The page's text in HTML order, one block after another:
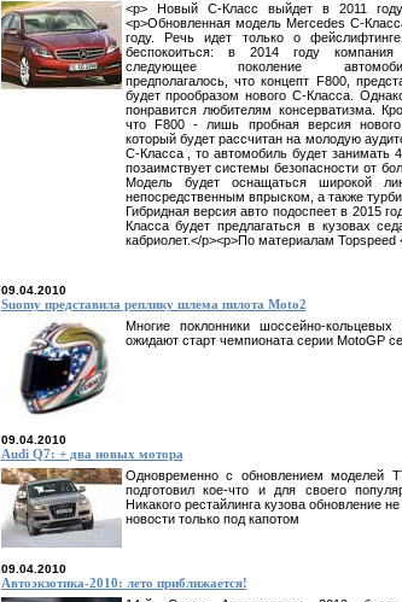
<p> Новый С-Класс выйдет в 2011
<p>Обновленная модель Mercedes С-
году. Речь идет только о
беспокоиться: в 2014 году компания
следующее поколение
предполагалось, что концепт F800,
будет прообразом нового С-Класса.
понравится любителям консерватизма.
что F800 - лишь пробная версия нового
который будет рассчитан на молодую
C-Класса , то автомобиль будет занимать
позаимствует системы безопасности от
Модель будет оснащаться широкой
непосредственным впрыском, а также
Гибридная версия авто подоспеет в 2015
Класса будет предлагаться в кузовах
кабриолет.</p><p>По материалам Topspeed
09.04.2010
Suomy представила реплику шлема пилота Moto2
Многие поклонники шоссейно-кольцевых
ожидают старт чемпионата серии MotoGP
09.04.2010
Audi Q7: + два новых мотора
Одновременно с обновлением моделей
подготовил кое-что и для своего
Никакого рестайлинга кузова обновление
новости только под капотом
09.04.2010
Автоэкзотика-2010: лето приближается!